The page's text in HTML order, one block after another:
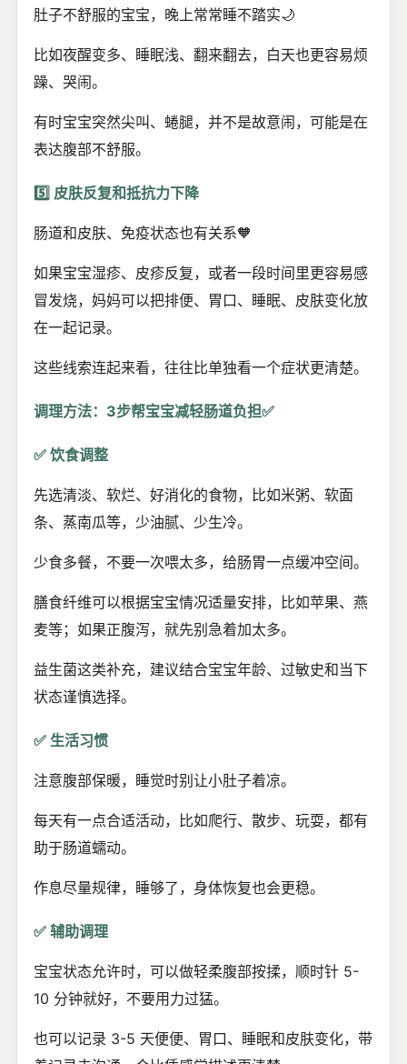
肚子不舒服的宝宝，晚上常常睡不踏实🌙
比如夜醒变多、睡眠浅、翻来翻去，白天也更容易烦
躁、哭闹。
有时宝宝突然尖叫、蜷腿，并不是故意闹，可能是在
表达腹部不舒服。
5️⃣ 皮肤反复和抵抗力下降
肠道和皮肤、免疫状态也有关系🧡
如果宝宝湿疹、皮疹反复，或者一段时间里更容易感
冒发烧，妈妈可以把排便、胃口、睡眠、皮肤变化放
在一起记录。
这些线索连起来看，往往比单独看一个症状更清楚。
调理方法：3步帮宝宝减轻肠道负担✅
✅ 饮食调整
先选清淡、软烂、好消化的食物，比如米粥、软面
条、蒸南瓜等，少油腻、少生冷。
少食多餐，不要一次喂太多，给肠胃一点缓冲空间。
膳食纤维可以根据宝宝情况适量安排，比如苹果、燕
麦等；如果正腹泻，就先别急着加太多。
益生菌这类补充，建议结合宝宝年龄、过敏史和当下
状态谨慎选择。
✅ 生活习惯
注意腹部保暖，睡觉时别让小肚子着凉。
每天有一点合适活动，比如爬行、散步、玩耍，都有
助于肠道蠕动。
作息尽量规律，睡够了，身体恢复也会更稳。
✅ 辅助调理
宝宝状态允许时，可以做轻柔腹部按揉，顺时针 5-
10 分钟就好，不要用力过猛。
也可以记录 3-5 天便便、胃口、睡眠和皮肤变化，带